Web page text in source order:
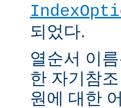
되었다.
열순서 이
한 자기참
원에 대한